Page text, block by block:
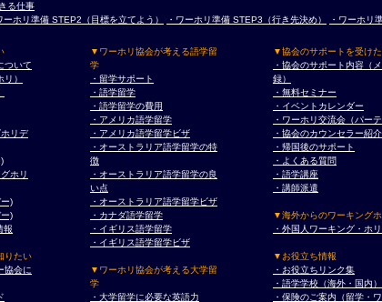
る仕事
ーホリ準備 STEP2（目標を立てよう） ・ワーホリ準備 STEP3（行き先決め） ・ワーホリ
ついて
）
リデ
ホリ
)
)
報
りたい
協会に
▼ワーホリ協会が考える語学留
学
・留学サポート
・語学留学
・語学留学の費用
・アメリカ語学留学
・アメリカ語学留学ビザ
・オーストラリア語学留学の特
徴
・オーストラリア語学留学の良
い点
・オーストラリア語学留学ビザ
・カナダ語学留学
・イギリス語学留学
・イギリス語学留学ビザ
▼ワーホリ協会が考える大学留
学
・大学留学に必要な英語力
▼協会のサポートを受け
・協会のサポート内容（
録）
・無料セミナー
・イベントカレンダー
・ワーホリ交流会（パーテ
・協会のカウンセラー紹介
・帰国後のサポート
・よくある質問
・語学講座
・講師派遣
▼海外からのワーキング
・外国人ワーキング・ホ
▼お役立ち情報
・お役立ちリンク集
・語学学校（海外・国内）
・保険のご案内（留学・ワ